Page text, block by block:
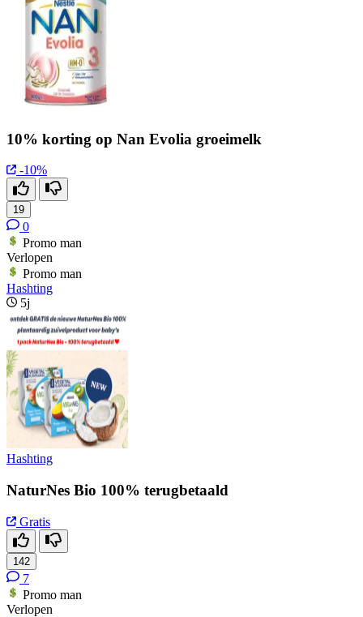
10% korting op Nan Evolia groeimelk
-10%
19
0
Promo man
Verlopen
Promo man
Hashting
5j
Hashting
NaturNes Bio 100% terugbetaald
Gratis
142
7
Promo man
Verlopen